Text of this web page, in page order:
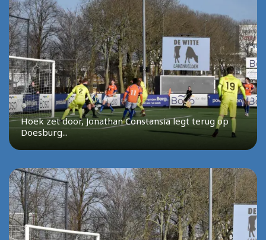
Hoek zet door, Jonathan Constansia legt terug op
Doesburg...